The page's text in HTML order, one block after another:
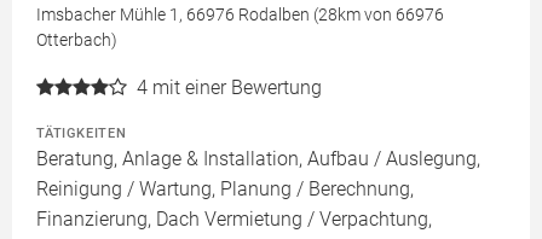
Imsbacher Mühle 1, 66976 Rodalben (28km von 66976
Otterbach)
4 mit einer Bewertung
TÄTIGKEITEN
Beratung, Anlage & Installation, Aufbau / Auslegung,
Reinigung / Wartung, Planung / Berechnung,
Finanzierung, Dach Vermietung / Verpachtung,